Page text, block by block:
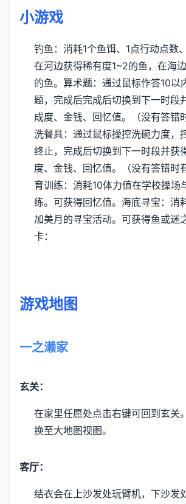
小游戏
钓鱼：消耗1个鱼饵、1点行动点数
在河边获得稀有度1~2的鱼，在海
的鱼。 算术题：通过鼠标作答10以
题，完成后完成后切换到下一时段
成度、金钱、回忆值。（没有答错
洗餐具：通过鼠标操控洗碗力度，
终止，完成后切换到下一时段并获
度、金钱、回忆值。（没有答错时
育训练：消耗10体力值在学校操场
练。可获得回忆值。 海底寻宝：消
加美月的寻宝活动。可获得鱼或迷
卡：
游戏地图
一之濑家
玄关：
在家里任愿处点击右键可回到玄关。
换至大地图视图。
客厅：
结衣会在上沙发处玩臂机，下沙发